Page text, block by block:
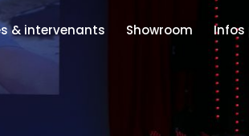
& intervenants Showroom